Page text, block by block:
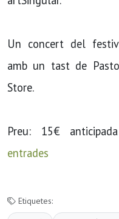
Un concert del
amb un tast de
Store.
Preu: 15€
entrades
Etiquetes: